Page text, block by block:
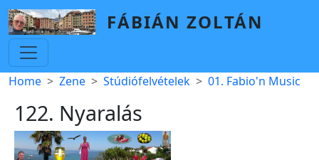
Skip to main content
FÁBIÁN ZOLTÁN
Breadcrumb
Home Zene Stúdiófelvételek 01. Fabio'n Music
122. Nyaralás